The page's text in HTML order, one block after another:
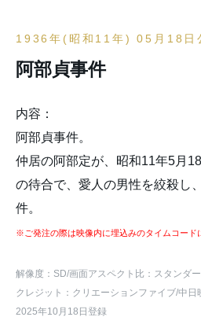
1936年(昭和11年) 05月18日
阿部貞事件
内容：
阿部貞事件。
仲居の阿部定が、昭和11年5月
の待合で、愛人の男性を絞殺し
件。
※ご発注の際は映像内に埋込みのタイムコード
解像度：SD/画面アスペクト比：スタンダ
クレジット：クリエーションファイブ/中日
2025年10月18日登録